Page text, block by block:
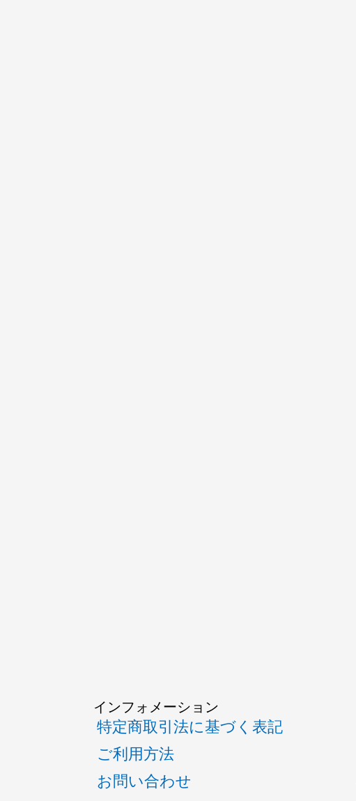
インフォメーション
特定商取引法に基づく表記
ご利用方法
お問い合わせ